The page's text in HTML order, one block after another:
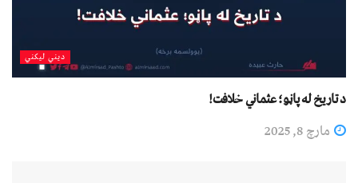
دیني لیکني
د تاریخ له پاڼو؛ عثماني خلافت!
مارچ 8, 2025